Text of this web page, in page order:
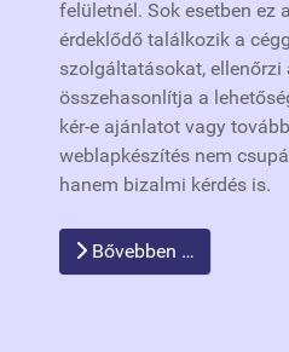
felületnél. Sok esetben ez
érdeklődő találkozik a
szolgáltatásokat, ellenőrzi
összehasonlítja a
kér-e ajánlatot vagy
weblapkészítés nem
hanem bizalmi kérdés is.
Bővebben …